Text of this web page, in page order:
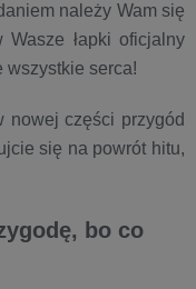
należy Wam się
łapki oficjalny
wszystkie serca!
nowej części przygód
się na powrót hitu,
bo co